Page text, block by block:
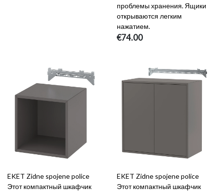
проблемы хранения. Ящики
открываются легким
нажатием.
€74.00
EKET Zidne spojene police
Этот компактный шкафчик
EKET Zidne spojene police
Этот компактный шкафчик